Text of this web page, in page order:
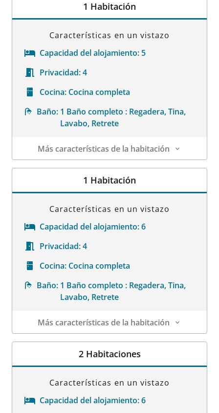
1 Habitación
Características en un vistazo
Capacidad del alojamiento: 5
Privacidad:4
Cocina: Cocina completa
Baño: 1 Baño completo : Regadera, Tina,
Lavabo, Retrete
Más características de la habitación
Datos de la habitación
1 Habitación
Características en un vistazo
Capacidad del alojamiento:6
Privacidad:4
Cocina: Cocina completa
Baño: 1 Baño completo : Regadera, Tina,
Lavabo, Retrete
Más características de la habitación
Datos de la habitación
2 Habitaciones
Características en un vistazo
Capacidad del alojamiento:6